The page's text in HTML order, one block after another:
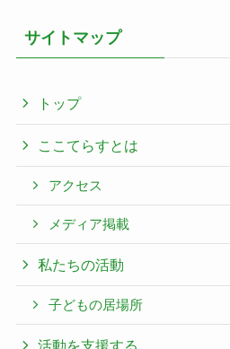
サイトマップ
トップ
ここてらすとは
アクセス
メディア掲載
私たちの活動
子どもの居場所
活動を支援する